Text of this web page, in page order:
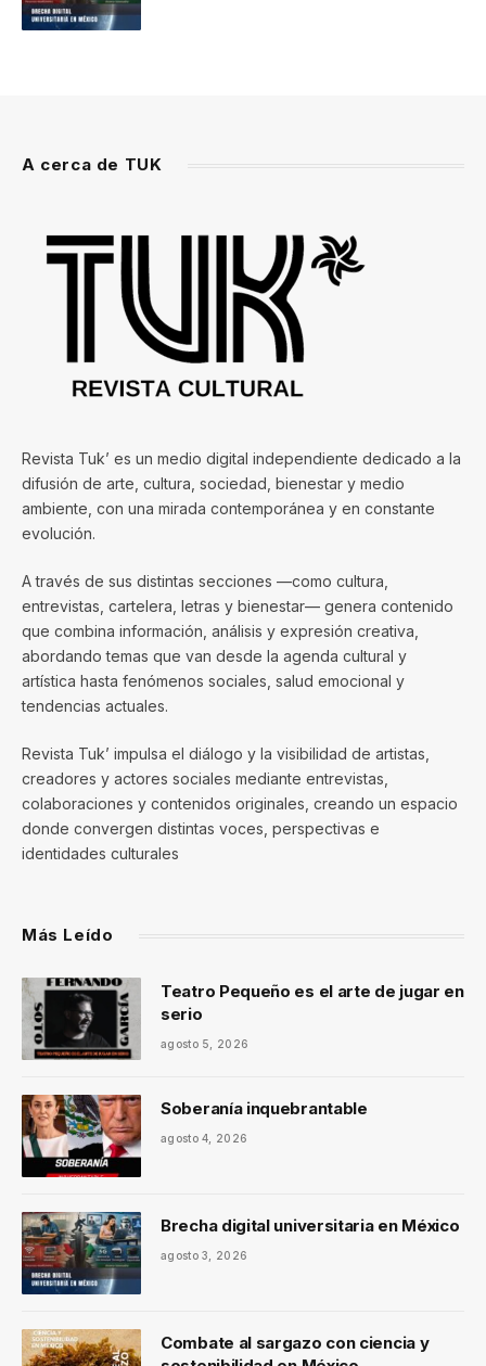
A cerca de TUK
Revista Tuk’ es un medio digital independiente dedicado a la
difusión de arte, cultura, sociedad, bienestar y medio
ambiente, con una mirada contemporánea y en constante
evolución.
A través de sus distintas secciones —como cultura,
entrevistas, cartelera, letras y bienestar— genera contenido
que combina información, análisis y expresión creativa,
abordando temas que van desde la agenda cultural y
artística hasta fenómenos sociales, salud emocional y
tendencias actuales.
Revista Tuk’ impulsa el diálogo y la visibilidad de artistas,
creadores y actores sociales mediante entrevistas,
colaboraciones y contenidos originales, creando un espacio
donde convergen distintas voces, perspectivas e
identidades culturales
Más Leído
Teatro Pequeño es el arte de jugar en
serio
agosto 5, 2026
Soberanía inquebrantable
agosto 4, 2026
Brecha digital universitaria en México
agosto 3, 2026
Combate al sargazo con ciencia y